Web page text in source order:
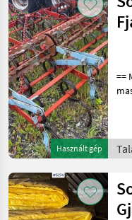
Használt gép
==
for